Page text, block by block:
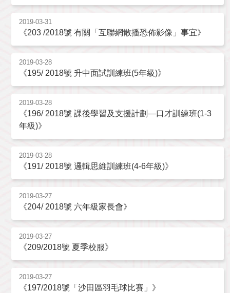
2019-03-31
《203 /2018號 有關「互聯網散播恐佈影像」事宜》
2019-03-28
《195/ 2018號 升中面試訓練班(5年級)》
2019-03-28
《196/ 2018號 課後學習及支援計劃—口才訓練班(1-3
年級)》
2019-03-28
《191/ 2018號 邏輯思維訓練班(4-6年級)》
2019-03-27
《204/ 2018號 六年級家長會》
2019-03-27
《209/2018號 夏季校服》
2019-03-27
《197/2018號「沙田區羽毛球比賽」》